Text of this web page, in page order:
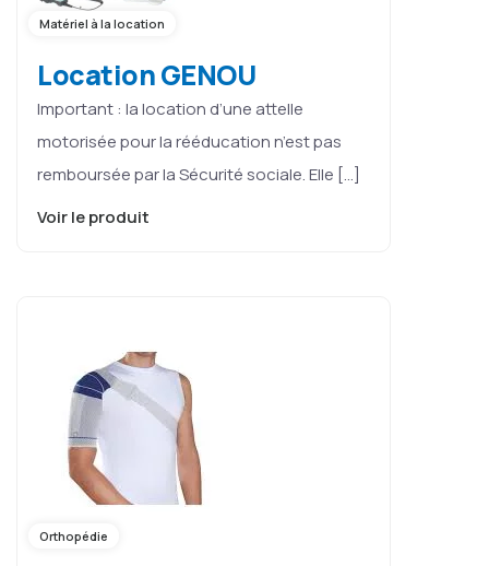
Matériel à la location
Location GENOU
Important : la location d’une attelle
motorisée pour la rééducation n’est pas
remboursée par la Sécurité sociale. Elle […]
Voir le produit
Orthopédie